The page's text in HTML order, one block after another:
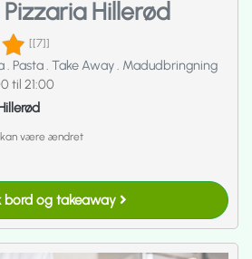
Hillerød
[[7]]
. Pasta. Take Away. Madudbringning
til 21:00
kan være ændret
bord og takeaway